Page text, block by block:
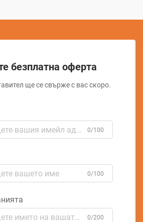
безплатна оферта
ще се свърже с вас скоро.
0/100
0/100
0/200